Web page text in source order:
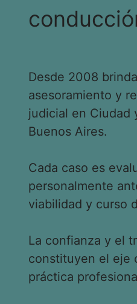
Desde 2008
asesoramiento y
judicial en Ciudad
Buenos Aires.
Cada caso es
personalmente
viabilidad y curso
La confianza y el
constituyen el eje
práctica